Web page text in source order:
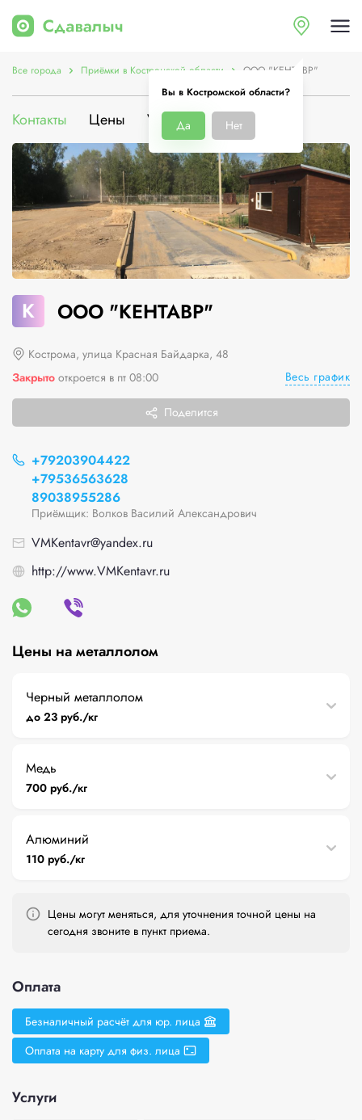
Вы в Костромской области?
Да Нет
Все города Приёмки в Костромской области ООО "КЕНТАВР"
Контакты Цены Услуги О компании
К ООО "КЕНТАВР"
Кострома, улица Красная Байдарка, 48
Закрыто откроется в пт 08:00 Весь график
Поделится
+79203904422
+79536563628
89038955286
Приёмщик: Волков Василий Александрович
VMKentavr@yandex.ru
http://www.VMKentavr.ru
Цены на металлолом
Черный металлолом
до 23 руб./кг
Медь
700 руб./кг
Алюминий
110 руб./кг
Цены могут меняться, для уточнения точной цены на
сегодня звоните в пункт приема.
Оплата
Безналичный расчёт для юр. лица
Оплата на карту для физ. лица
Услуги